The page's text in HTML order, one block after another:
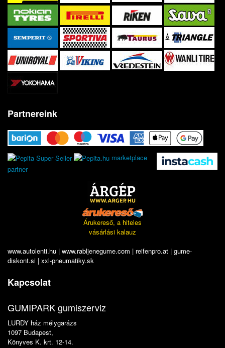
Partnereink
marketplace
partner
Árukereső, a hiteles
vásárlási kalauz
www.autolenti.hu | www.rabljenegume.com | reifenpro.at | gume-
diskont.si | xxl-pneumatiky.sk
Kapcsolat
GUMIPARK gumiszerviz
LURDY ház mélygarázs
1097 Budapest,
Könyves K. krt. 12-14.